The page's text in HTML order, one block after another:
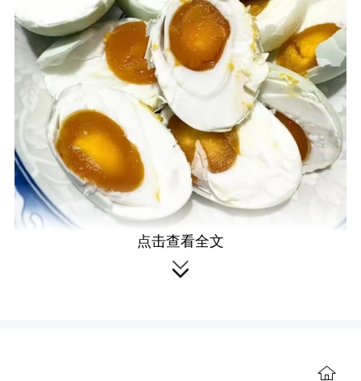
点击查看全文
